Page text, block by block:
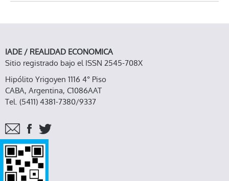
IADE / REALIDAD ECONOMICA
Sitio registrado bajo el ISSN 2545-708X
Hipólito Yrigoyen 1116 4° Piso
CABA, Argentina, C1086AAT
Tel. (5411) 4381-7380/9337